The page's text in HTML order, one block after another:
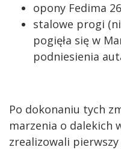
opony Fedima
stalowe progi
pogięła się w
podniesienia
Po dokonaniu tych
marzenia o dalekich
zrealizowali